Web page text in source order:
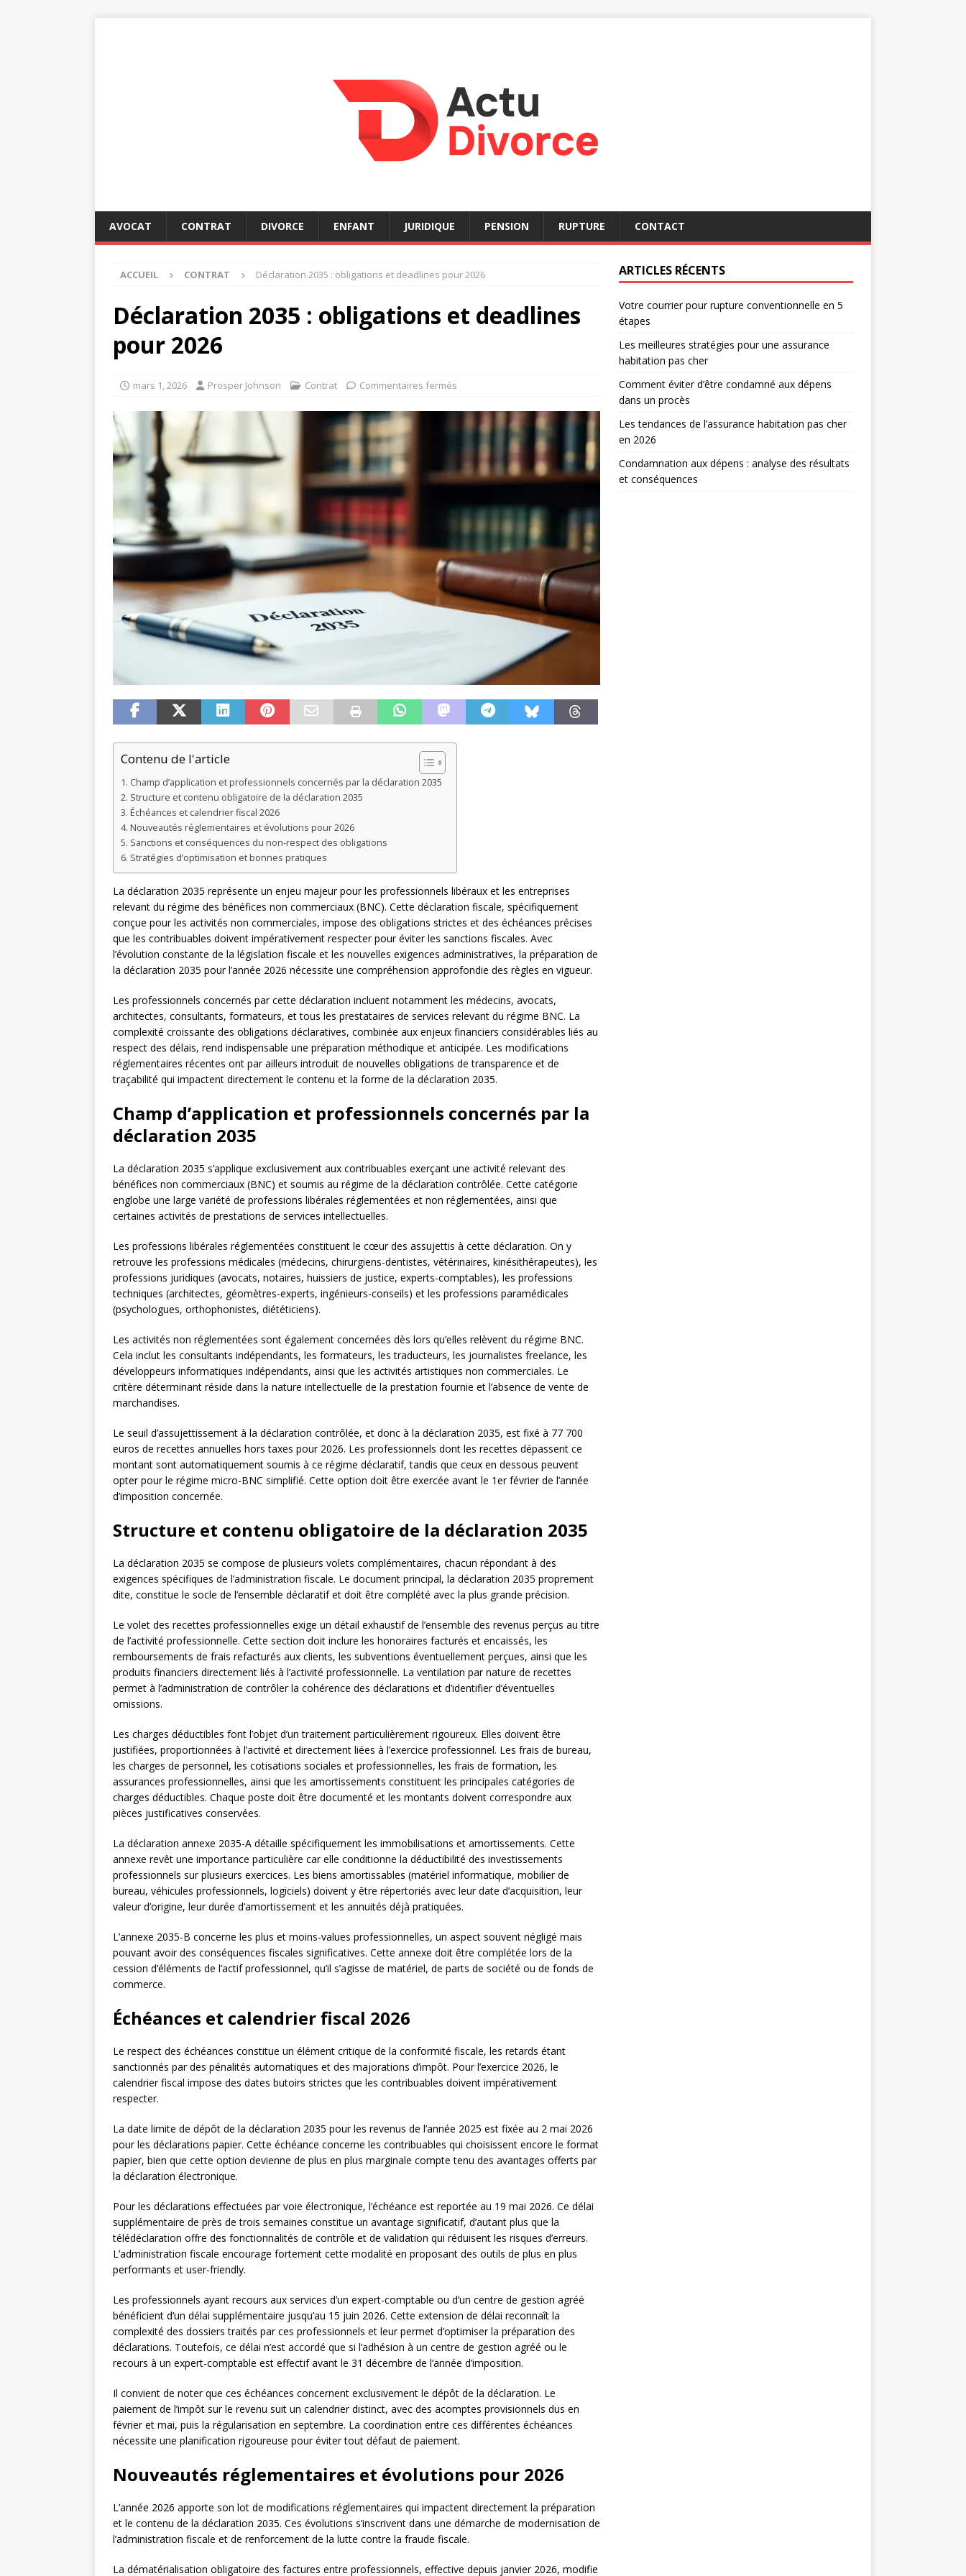
AVOCAT CONTRAT DIVORCE ENFANT JURIDIQUE PENSION RUPTURE CONTACT
ACCUEIL CONTRAT Déclaration 2035 : obligations et deadlines pour 2026
Déclaration 2035 : obligations et deadlines
pour 2026
mars 1, 2026 Prosper Johnson Contrat Commentaires fermés
Contenu de l'article
Champ d’application et professionnels concernés par la déclaration 2035
Structure et contenu obligatoire de la déclaration 2035
Échéances et calendrier fiscal 2026
Nouveautés réglementaires et évolutions pour 2026
Sanctions et conséquences du non-respect des obligations
Stratégies d’optimisation et bonnes pratiques
La déclaration 2035 représente un enjeu majeur pour les professionnels libéraux et les entreprises
relevant du régime des bénéfices non commerciaux (BNC). Cette déclaration fiscale, spécifiquement
conçue pour les activités non commerciales, impose des obligations strictes et des échéances précises
que les contribuables doivent impérativement respecter pour éviter les sanctions fiscales. Avec
l’évolution constante de la législation fiscale et les nouvelles exigences administratives, la préparation de
la déclaration 2035 pour l’année 2026 nécessite une compréhension approfondie des règles en vigueur.
Les professionnels concernés par cette déclaration incluent notamment les médecins, avocats,
architectes, consultants, formateurs, et tous les prestataires de services relevant du régime BNC. La
complexité croissante des obligations déclaratives, combinée aux enjeux financiers considérables liés au
respect des délais, rend indispensable une préparation méthodique et anticipée. Les modifications
réglementaires récentes ont par ailleurs introduit de nouvelles obligations de transparence et de
traçabilité qui impactent directement le contenu et la forme de la déclaration 2035.
Champ d’application et professionnels concernés par la
déclaration 2035
La déclaration 2035 s’applique exclusivement aux contribuables exerçant une activité relevant des
bénéfices non commerciaux (BNC) et soumis au régime de la déclaration contrôlée. Cette catégorie
englobe une large variété de professions libérales réglementées et non réglementées, ainsi que
certaines activités de prestations de services intellectuelles.
Les professions libérales réglementées constituent le cœur des assujettis à cette déclaration. On y
retrouve les professions médicales (médecins, chirurgiens-dentistes, vétérinaires, kinésithérapeutes), les
professions juridiques (avocats, notaires, huissiers de justice, experts-comptables), les professions
techniques (architectes, géomètres-experts, ingénieurs-conseils) et les professions paramédicales
(psychologues, orthophonistes, diététiciens).
Les activités non réglementées sont également concernées dès lors qu’elles relèvent du régime BNC.
Cela inclut les consultants indépendants, les formateurs, les traducteurs, les journalistes freelance, les
développeurs informatiques indépendants, ainsi que les activités artistiques non commerciales. Le
critère déterminant réside dans la nature intellectuelle de la prestation fournie et l’absence de vente de
marchandises.
Le seuil d’assujettissement à la déclaration contrôlée, et donc à la déclaration 2035, est fixé à 77 700
euros de recettes annuelles hors taxes pour 2026. Les professionnels dont les recettes dépassent ce
montant sont automatiquement soumis à ce régime déclaratif, tandis que ceux en dessous peuvent
opter pour le régime micro-BNC simplifié. Cette option doit être exercée avant le 1er février de l’année
d’imposition concernée.
Structure et contenu obligatoire de la déclaration 2035
La déclaration 2035 se compose de plusieurs volets complémentaires, chacun répondant à des
exigences spécifiques de l’administration fiscale. Le document principal, la déclaration 2035 proprement
dite, constitue le socle de l’ensemble déclaratif et doit être complété avec la plus grande précision.
Le volet des recettes professionnelles exige un détail exhaustif de l’ensemble des revenus perçus au titre
de l’activité professionnelle. Cette section doit inclure les honoraires facturés et encaissés, les
remboursements de frais refacturés aux clients, les subventions éventuellement perçues, ainsi que les
produits financiers directement liés à l’activité professionnelle. La ventilation par nature de recettes
permet à l’administration de contrôler la cohérence des déclarations et d’identifier d’éventuelles
omissions.
Les charges déductibles font l’objet d’un traitement particulièrement rigoureux. Elles doivent être
justifiées, proportionnées à l’activité et directement liées à l’exercice professionnel. Les frais de bureau,
les charges de personnel, les cotisations sociales et professionnelles, les frais de formation, les
assurances professionnelles, ainsi que les amortissements constituent les principales catégories de
charges déductibles. Chaque poste doit être documenté et les montants doivent correspondre aux
pièces justificatives conservées.
La déclaration annexe 2035-A détaille spécifiquement les immobilisations et amortissements. Cette
annexe revêt une importance particulière car elle conditionne la déductibilité des investissements
professionnels sur plusieurs exercices. Les biens amortissables (matériel informatique, mobilier de
bureau, véhicules professionnels, logiciels) doivent y être répertoriés avec leur date d’acquisition, leur
valeur d’origine, leur durée d’amortissement et les annuités déjà pratiquées.
L’annexe 2035-B concerne les plus et moins-values professionnelles, un aspect souvent négligé mais
pouvant avoir des conséquences fiscales significatives. Cette annexe doit être complétée lors de la
cession d’éléments de l’actif professionnel, qu’il s’agisse de matériel, de parts de société ou de fonds de
commerce.
Échéances et calendrier fiscal 2026
Le respect des échéances constitue un élément critique de la conformité fiscale, les retards étant
sanctionnés par des pénalités automatiques et des majorations d’impôt. Pour l’exercice 2026, le
calendrier fiscal impose des dates butoirs strictes que les contribuables doivent impérativement
respecter.
La date limite de dépôt de la déclaration 2035 pour les revenus de l’année 2025 est fixée au 2 mai 2026
pour les déclarations papier. Cette échéance concerne les contribuables qui choisissent encore le format
papier, bien que cette option devienne de plus en plus marginale compte tenu des avantages offerts par
la déclaration électronique.
Pour les déclarations effectuées par voie électronique, l’échéance est reportée au 19 mai 2026. Ce délai
supplémentaire de près de trois semaines constitue un avantage significatif, d’autant plus que la
télédéclaration offre des fonctionnalités de contrôle et de validation qui réduisent les risques d’erreurs.
L’administration fiscale encourage fortement cette modalité en proposant des outils de plus en plus
performants et user-friendly.
Les professionnels ayant recours aux services d’un expert-comptable ou d’un centre de gestion agréé
bénéficient d’un délai supplémentaire jusqu’au 15 juin 2026. Cette extension de délai reconnaît la
complexité des dossiers traités par ces professionnels et leur permet d’optimiser la préparation des
déclarations. Toutefois, ce délai n’est accordé que si l’adhésion à un centre de gestion agréé ou le
recours à un expert-comptable est effectif avant le 31 décembre de l’année d’imposition.
Il convient de noter que ces échéances concernent exclusivement le dépôt de la déclaration. Le
paiement de l’impôt sur le revenu suit un calendrier distinct, avec des acomptes provisionnels dus en
février et mai, puis la régularisation en septembre. La coordination entre ces différentes échéances
nécessite une planification rigoureuse pour éviter tout défaut de paiement.
Nouveautés réglementaires et évolutions pour 2026
L’année 2026 apporte son lot de modifications réglementaires qui impactent directement la préparation
et le contenu de la déclaration 2035. Ces évolutions s’inscrivent dans une démarche de modernisation de
l’administration fiscale et de renforcement de la lutte contre la fraude fiscale.
La dématérialisation obligatoire des factures entre professionnels, effective depuis janvier 2026, modifie
ARTICLES RÉCENTS
Votre courrier pour rupture conventionnelle en 5
étapes
Les meilleures stratégies pour une assurance
habitation pas cher
Comment éviter d’être condamné aux dépens
dans un procès
Les tendances de l’assurance habitation pas cher
en 2026
Condamnation aux dépens : analyse des résultats
et conséquences